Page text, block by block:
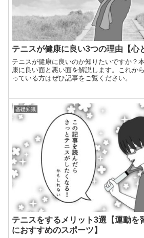
テニスが健康に良い3つの理由【心
テニスが健康に良いのか知りたいですか？
康に良い面と悪い面を解説します。これか
っている方はぜひ記事をご覧ください。
基礎知識
テニスをするメリット3選【運動を
におすすめのスポーツ】